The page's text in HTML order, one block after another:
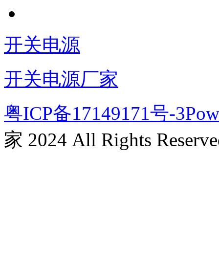
开关电源
开关电源厂家
粤ICP备17149171号-3
家 2024 All Rights